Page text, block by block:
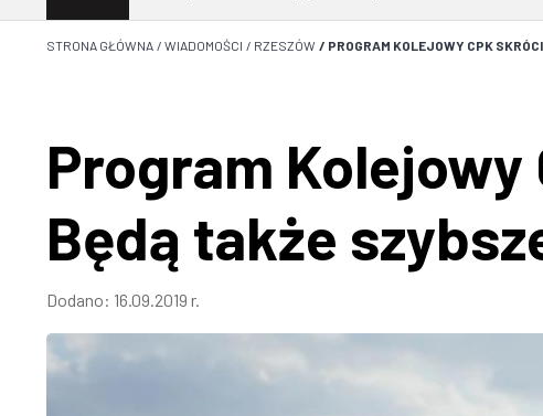
STRONA GŁÓWNA / WIADOMOŚCI / RZESZÓW / PROGRAM KOLEJOWY CPK
Program Kolejowy
Będą także
Dodano: 16.09.2019 r.